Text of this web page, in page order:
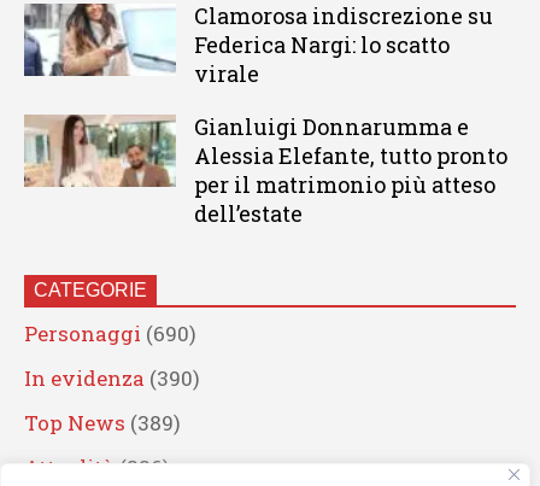
Clamorosa indiscrezione su
Federica Nargi: lo scatto
virale
Gianluigi Donnarumma e
Alessia Elefante, tutto pronto
per il matrimonio più atteso
dell’estate
CATEGORIE
Personaggi (690)
In evidenza (390)
Top News (389)
Attualità (336)